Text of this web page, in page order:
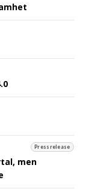
Pressrelease
men